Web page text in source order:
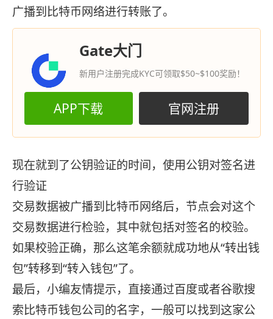
广播到比特币网络进行转账了。
Gate大门
新用户注册完成KYC可领取$50~$100奖励！
APP下载 官网注册
现在就到了公钥验证的时间，使用公钥对签名进
行验证
交易数据被广播到比特币网络后，节点会对这个
交易数据进行检验，其中就包括对签名的校验。
如果校验正确，那么这笔余额就成功地从“转出钱
包”转移到“转入钱包”了。
最后，小编友情提示，直接通过百度或者谷歌搜
索比特币钱包公司的名字，一般可以找到这家公